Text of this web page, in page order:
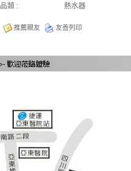
品類 :
熱水器
推薦親友 友善列印